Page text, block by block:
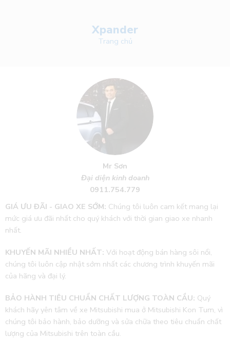
Xpander
Trang chủ
Mr Sơn
Đại diện kinh doanh
0911.754.779
GIÁ ƯU ĐÃI - GIAO XE SỚM: Chúng tôi luôn cam kết mang lại
mức giá ưu đãi nhất cho quý khách với thời gian giao xe nhanh
nhất.
KHUYẾN MÃI NHIỀU NHẤT: Với hoạt động bán hàng sôi nổi,
chúng tôi luôn cập nhật sớm nhất các chương trình khuyến mãi
của hãng và đại lý.
BẢO HÀNH TIÊU CHUẨN CHẤT LƯỢNG TOÀN CẦU: Quý
khách hãy yên tâm về xe Mitsubishi mua ở Mitsubishi Kon Tum, vì
chúng tôi bảo hành, bảo dưỡng và sửa chữa theo tiêu chuẩn chất
lượng của Mitsubishi trên toàn cầu.